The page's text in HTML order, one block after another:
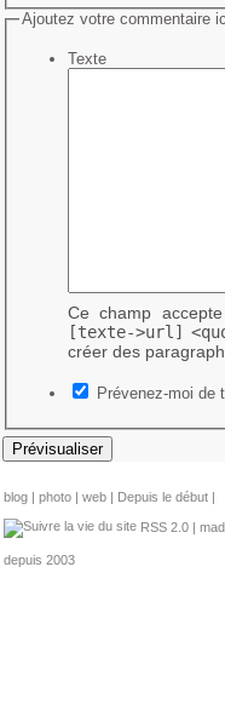
Ajoutez votre commentaire
Texte
Ce champ
[texte->url]
créer des
Prévenez-moi de
blog | photo | web | Depuis le début |
RSS 2.0 |
depuis 2003